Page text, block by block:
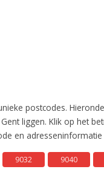
postcodes.
liggen. Klik op het
en adresseninformatie
9032 9040